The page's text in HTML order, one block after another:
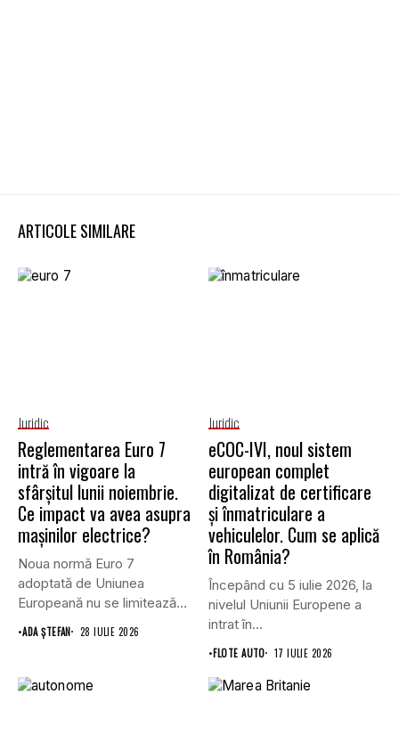
ARTICOLE SIMILARE
Juridic
Reglementarea Euro 7
intră în vigoare la
sfârșitul lunii noiembrie.
Ce impact va avea asupra
mașinilor electrice?
Noua normă Euro 7
adoptată de Uniunea
Europeană nu se limitează
doar...
•ADA ȘTEFAN 28 IULIE 2026
Juridic
eCOC-IVI, noul sistem
european complet
digitalizat de certificare
și înmatriculare a
vehiculelor. Cum se aplică
în România?
Începând cu 5 iulie 2026, la
nivelul Uniunii Europene a
intrat în...
•FLOTE AUTO 17 IULIE 2026